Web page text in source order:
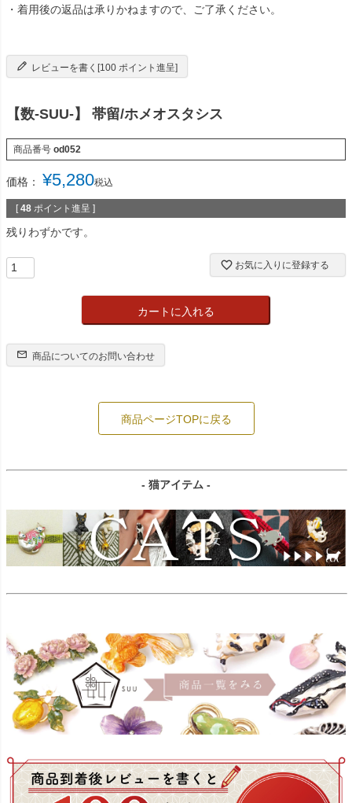
・着用後の返品は承りかねますので、ご了承ください。
レビューを書く[100 ポイント進呈]
【数-SUU-】 帯留/ホメオスタシス
商品番号 od052
価格： ¥5,280税込
[ 48 ポイント進呈 ]
残りわずかです。
お気に入りに登録する
カートに入れる
商品についてのお問い合わせ
商品ページTOPに戻る
- 猫アイテム -